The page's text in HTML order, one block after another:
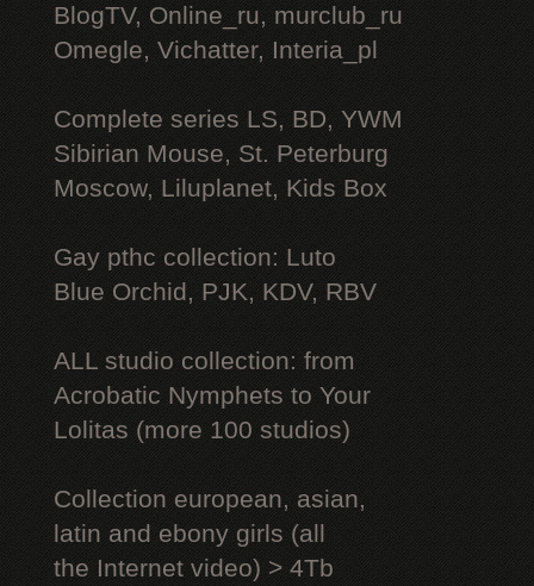
BlogTV, Online_ru, murclub_ru
Omegle, Vichatter, Interia_pl
Complete series LS, BD, YWM
Sibirian Mouse, St. Peterburg
Moscow, Liluplanet, Kids Box
Gay рthс collection: Luto
Blue Orchid, PJK, KDV, RBV
ALL studio collection: from
Acrobatic Nymрhеts to Your
Lоlitаs (more 100 studios)
Collection european, asian,
latin and ebony girls (all
the Internet video) > 4Tb